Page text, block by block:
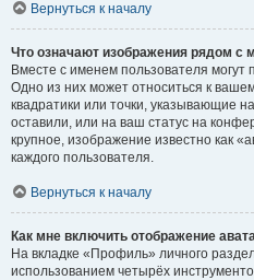
Вернуться к началу
Что означают изображения рядом с
Вместе с именем пользователя могут
Одно из них может относиться к
квадратики или точки, указывающие
оставили, или на ваш статус на
крупное, изображение известно как
каждого пользователя.
Вернуться к началу
Как мне включить отображение
На вкладке «Профиль» личного
использованием четырёх